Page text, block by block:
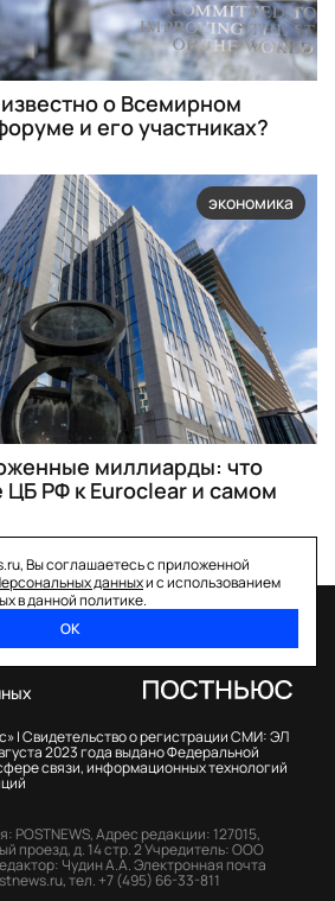
о Всемирном
и его участниках?
экономика
миллиарды: что
ЦБ РФ к Euroclear и самом
Вы соглашаетесь с приложенной
данныхи с использованием
в данной политике.
ОК
|Свидетельство о регистрации СМИ: ЭЛ
2023 года выдано Федеральной
связи, информационных технологий
POSTNEWS,Адрес редакции: 127015,
проезд, д. 14 стр. 2Учредитель: ООО
Чудин А.А.Электронная почта
,тел. +7 (495) 66-33-811